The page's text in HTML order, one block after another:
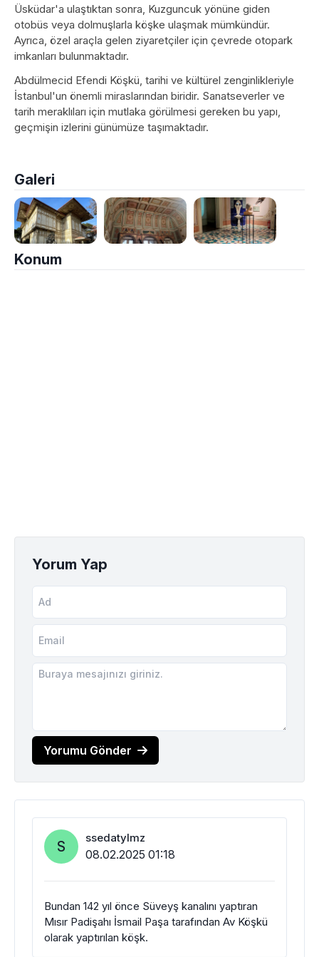
Üsküdar'a ulaştıktan sonra, Kuzguncuk yönüne giden
otobüs veya dolmuşlarla köşke ulaşmak mümkündür.
Ayrıca, özel araçla gelen ziyaretçiler için çevrede otopark
imkanları bulunmaktadır.
Abdülmecid Efendi Köşkü, tarihi ve kültürel zenginlikleriyle
İstanbul'un önemli miraslarından biridir. Sanatseverler ve
tarih meraklıları için mutlaka görülmesi gereken bu yapı,
geçmişin izlerini günümüze taşımaktadır.
Galeri
Konum
Yorum Yap
Yorumu Gönder
S ssedatylmz
08.02.2025 01:18
Bundan 142 yıl önce Süveyş kanalını yaptıran
Mısır Padişahı İsmail Paşa tarafından Av Köşkü
olarak yaptırılan köşk.